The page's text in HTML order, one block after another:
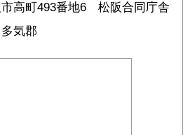
高町493番地6 松阪合同庁舎
気郡